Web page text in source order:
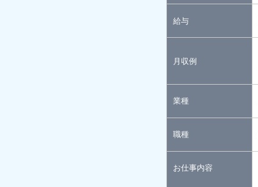
給与
月収例
業種
職種
お仕事内容